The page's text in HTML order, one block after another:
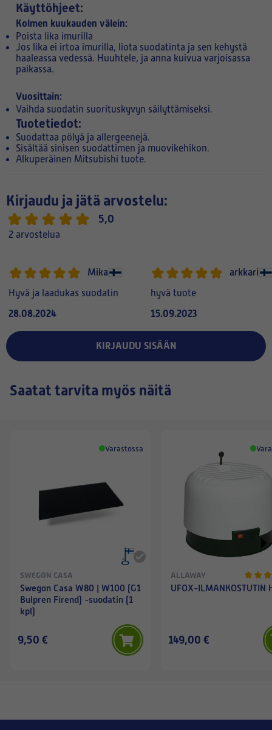
Käyttöhjeet:
Kolmen kuukauden välein:
Poista lika imurilla
Jos lika ei irtoa imurilla, liota suodatinta ja sen kehystä
haaleassa vedessä. Huuhtele, ja anna kuivua varjoisassa
paikassa.
Vuosittain:
Vaihda suodatin suorituskyvyn säilyttämiseksi.
Tuotetiedot:
Suodattaa pölyä ja allergeenejä.
Sisältää sinisen suodattimen ja muovikehikon.
Alkuperäinen Mitsubishi tuote.
Kirjaudu ja jätä arvostelu:
5,0
2 arvostelua
Mika
Hyvä ja laadukas suodatin
28.08.2024
arkkari
hyvä tuote
15.09.2023
KIRJAUDU SISÄÄN
Saatat tarvita myös näitä
Varastossa
SWEGON CASA
Swegon Casa W80 | W100 (G1
Bulpren Firend) -suodatin (1
kpl)
9,50 €
ALLAWAY
UFOX-ILMANKOSTUTIN
149,00 €